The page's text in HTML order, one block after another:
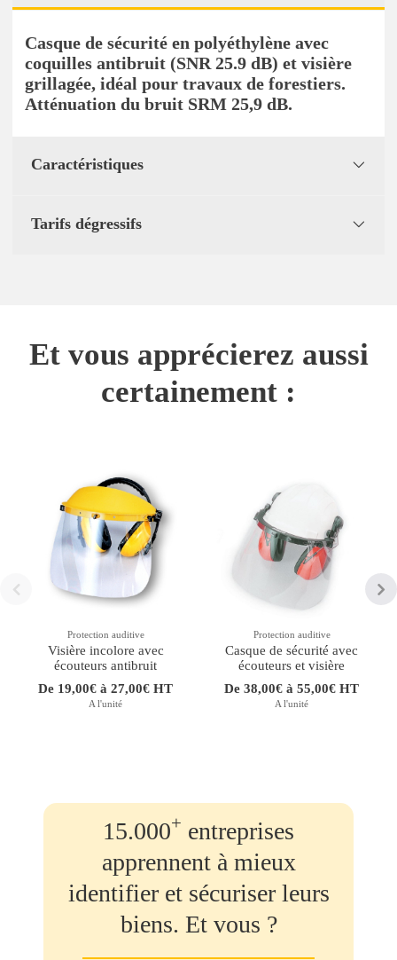
Casque de sécurité en polyéthylène avec
coquilles antibruit (SNR 25.9 dB) et visière
grillagée, idéal pour travaux de forestiers.
Atténuation du bruit SRM 25,9 dB.
Caractéristiques
Tarifs dégressifs
Et vous apprécierez aussi
certainement :
Protection auditive
Visière incolore avec
écouteurs antibruit
De 19,00€ à 27,00€ HT
A l'unité
Protection auditive
Casque de sécurité avec
écouteurs et visière
De 38,00€ à 55,00€ HT
A l'unité
15.000+ entreprises
apprennent à mieux
identifier et sécuriser leurs
biens. Et vous ?